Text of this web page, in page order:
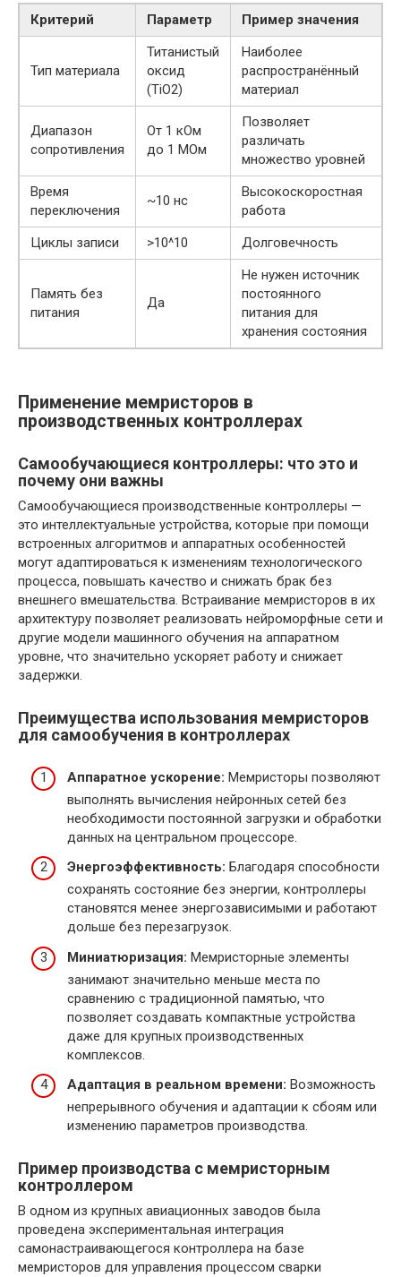
Критерий Параметр Пример значения
Тип материала
Титанистый
оксид
(TiO2)
Наиболее
распространённый
материал
Диапазон
сопротивления
От 1 кОм
до 1 МОм
Позволяет
различать
множество уровней
Время
переключения
~10 нс
Высокоскоростная
работа
Циклы записи
>10^10 Долговечность
Память без
питания
Да
Не нужен источник
постоянного
питания для
хранения состояния
Применение мемристоров в
производственных контроллерах
Самообучающиеся контроллеры: что это и
почему они важны
Самообучающиеся производственные контроллеры —
это интеллектуальные устройства, которые при помощи
встроенных алгоритмов и аппаратных особенностей
могут адаптироваться к изменениям технологического
процесса, повышать качество и снижать брак без
внешнего вмешательства. Встраивание мемристоров в их
архитектуру позволяет реализовать нейроморфные сети и
другие модели машинного обучения на аппаратном
уровне, что значительно ускоряет работу и снижает
задержки.
Преимущества использования мемристоров
для самообучения в контроллерах
Аппаратное ускорение: Мемристоры позволяют
выполнять вычисления нейронных сетей без
необходимости постоянной загрузки и обработки
данных на центральном процессоре.
Энергоэффективность: Благодаря способности
сохранять состояние без энергии, контроллеры
становятся менее энергозависимыми и работают
дольше без перезагрузок.
Миниатюризация: Мемристорные элементы
занимают значительно меньше места по
сравнению с традиционной памятью, что
позволяет создавать компактные устройства
даже для крупных производственных
комплексов.
Адаптация в реальном времени: Возможность
непрерывного обучения и адаптации к сбоям или
изменению параметров производства.
Пример производства с мемристорным
контроллером
В одном из крупных авиационных заводов была
проведена экспериментальная интеграция
самонастраивающегося контроллера на базе
мемристоров для управления процессом сварки